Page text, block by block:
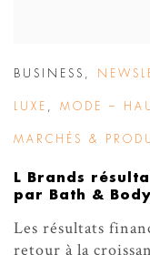
BUSINESS
LUXE MODE –
MARCHÉS &
L Brands
par Bath &
Les résultats
retour à la